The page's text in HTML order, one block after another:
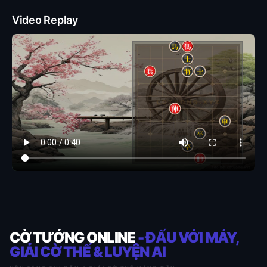
Video Replay
CỜ TƯỚNG ONLINE- ĐẤU VỚI MÁY,
GIẢI CỜ THẾ & LUYỆN AI